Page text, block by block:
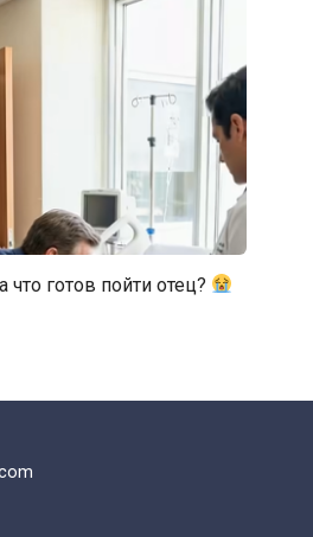
что готов пойти отец?